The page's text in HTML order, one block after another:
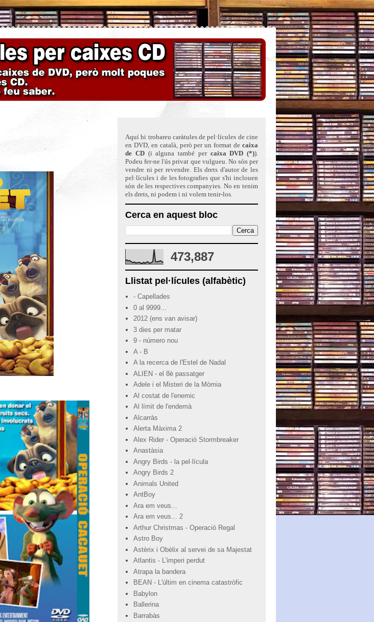
Aquí hi trobareu caràtules de pel·lícules de cine
en DVD, en català, però per un format de caixa
de CD(i alguna també per caixa DVD (*)).
Podeu fer-ne l'ús privat que vulgueu. No són per
vendre ni per revendre. Els drets d'autor de les
pel·lícules i de les fotografies que s'hi inclouen
són de les respectives companyies. No en tenim
els drets, ni podem i ni volem tenir-los.
Cerca en aquest bloc
473,887
Llistat pel·lícules (alfabètic)
- Capellades
0 al 9999...
2012 (ens van avisar)
3 dies per matar
9 - número nou
A - B
A la recerca de l'Estel de Nadal
ALIEN - el 8è passatger
Adele i el Misteri de la Mòmia
Al costat de l'enemic
Al límit de l'endemà
Alcarràs
Alerta Màxima 2
Alex Rider - Operació Stormbreaker
Anastàsia
Angry Birds - la pel·lícula
Angry Birds 2
Animals United
AntBoy
Ara em veus...
Ara em veus... 2
Arthur Christmas - Operació Regal
Astro Boy
Astèrix i Obèlix al servei de sa Majestat
Atlantis - L'imperi perdut
Atrapa la bandera
BEAN - L'últim en cinema catastròfic
Babylon
Ballerina
Barrabàs